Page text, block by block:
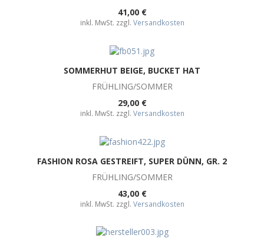
41,00 €
inkl. MwSt. zzgl. Versandkosten
SOMMERHUT BEIGE, BUCKET HAT
FRÜHLING/SOMMER
29,00 €
inkl. MwSt. zzgl. Versandkosten
FASHION ROSA GESTREIFT, SUPER DÜNN, GR. 2
FRÜHLING/SOMMER
43,00 €
inkl. MwSt. zzgl. Versandkosten